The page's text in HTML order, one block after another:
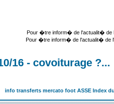
Pour �tre inform� de l'actualit� de
Pour �tre inform� de l'actualit� de
16 - covoiturage ?...
info transferts mercato foot ASSE Index